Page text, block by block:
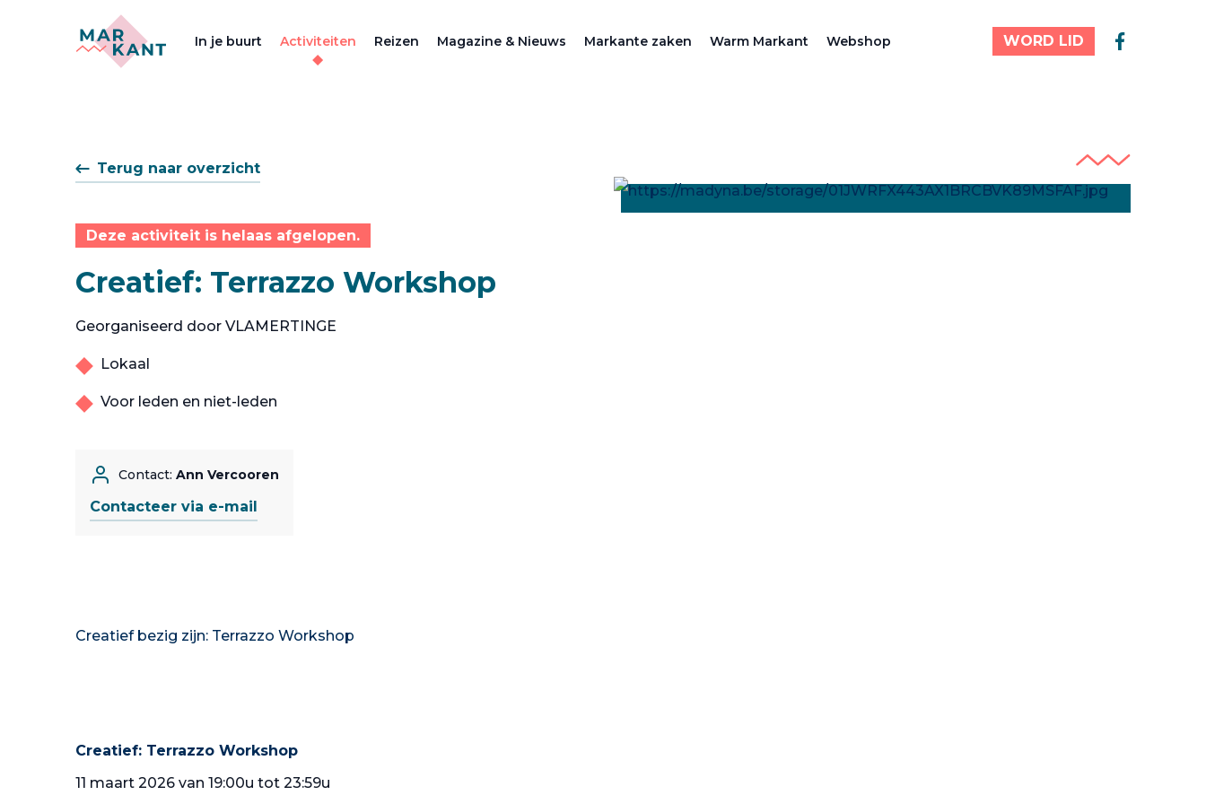
In je buurt Activiteiten Reizen Magazine & Nieuws Markante zaken Warm Markant Webshop WORD LID
Terug naar overzicht
Deze activiteit is helaas afgelopen.
Creatief: Terrazzo Workshop
Georganiseerd door VLAMERTINGE
Lokaal
Voor leden en niet-leden
Contact: Ann Vercooren
Contacteer via e-mail
Creatief bezig zijn: Terrazzo Workshop
Creatief: Terrazzo Workshop
11 maart 2026 van 19:00u tot 23:59u